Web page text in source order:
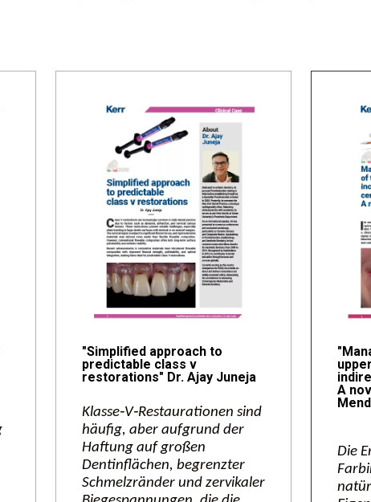
"Simplified approach to
predictable class v
restorations" Dr. Ajay Juneja
Klasse‑V‑Restaurationen sind
häufig, aber aufgrund der
Haftung auf großen
Dentinflächen, begrenzter
Schmelzränder und zervikaler
A
Die